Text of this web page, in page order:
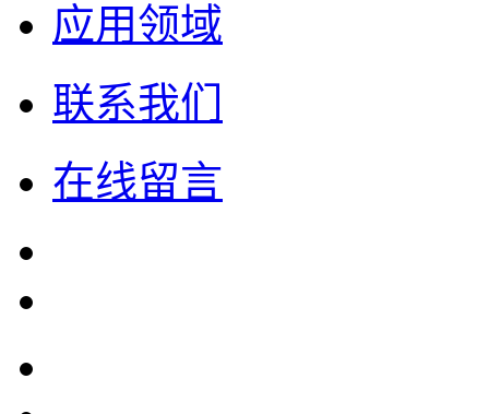
应用领域
联系我们
在线留言